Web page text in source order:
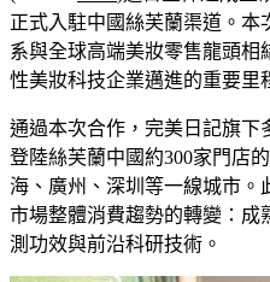
正式入駐中國絲芙蘭渠道。本
系與全球高端美妝零售龍頭相
性美妝科技企業邁進的重要里
通過本次合作，完美日記旗下
登陸絲芙蘭中國約300家門店
海、廣州、深圳等一線城市
市場整體消費趨勢的轉變：成
測功效與前沿科研技術。